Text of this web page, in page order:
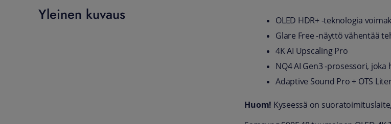
Yleinen kuvaus
OLED HDR+ -teknologia
Glare Free -näyttö vähentää
4K AI Upscaling Pro
NQ4 AI Gen3 -prosessori,
Adaptive Sound Pro + OTS
Huom! Kyseessä on